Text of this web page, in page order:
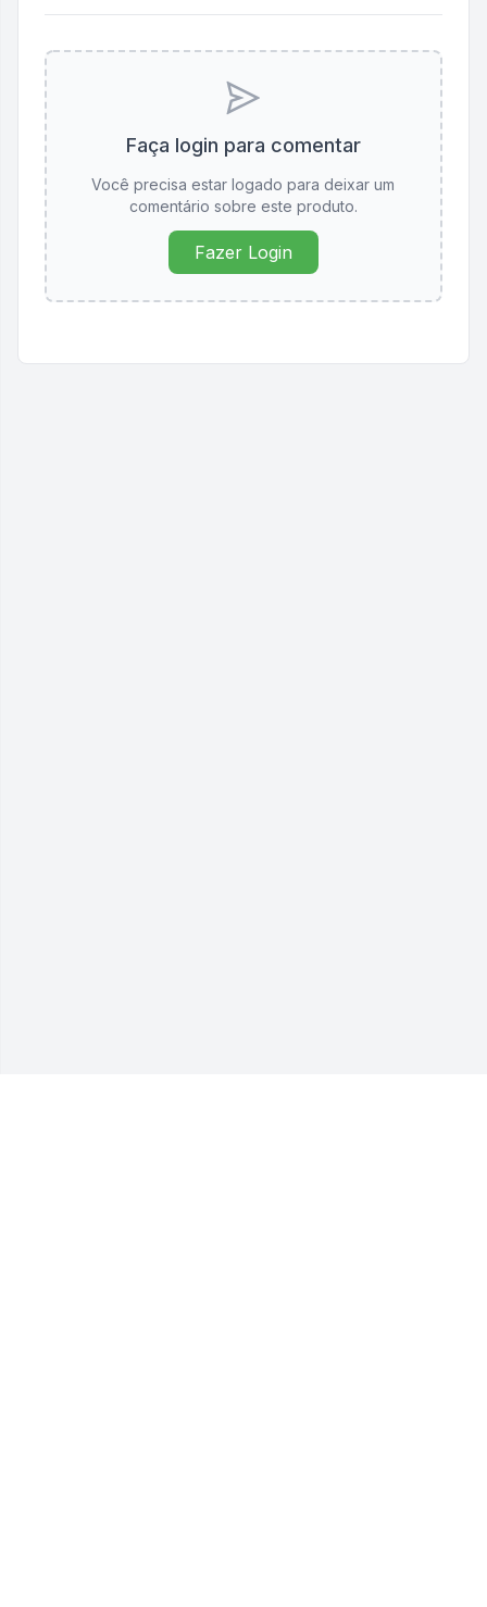
Faça login para comentar
Você precisa estar logado para deixar um
comentário sobre este produto.
Fazer Login